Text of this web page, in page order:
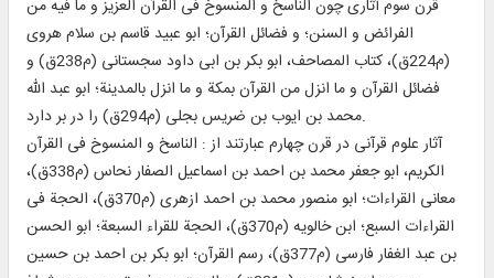
قرن سوم آثارى چون الناسخ و المنسوخ فى القرآن العزيز و ما فيه من
الفرائض و السنن؛ و فضائل القرآن؛ ابو عبيد قاسم بن سلام هروى
(م‏224ق)، كتاب المصاحف، ابو بكر بن ابى داود سجستانى (م‏238ق) و
فضائل القرآن و ما انزل من القرآن بمكة و ما انزل بالمدينة؛ ابو عبد الله
محمد بن ايوب بن ضريس بجلى (م‏294ق) را در بر دارد.
آثار علوم قرآنى در قرن چهارم عبارتند از : الناسخ و المنسوخ فى القرآن
الكريم، ابو جعفر محمد بن احمد بن اسماعيل الصفار نحاس (م‏338ق)،
معانى القراءات؛ ابو منصور محمد بن احمد ازهرى (م‏370ق)، الحجة فى
القراءات السبع؛ ابن خالويه (م‏370ق)، الحجة للقراء السبعة؛ ابو الحسن
بن عبد الغفار فارسى (م‏377ق)، رسم القرآن؛ ابو بكر بن احمد بن حسين